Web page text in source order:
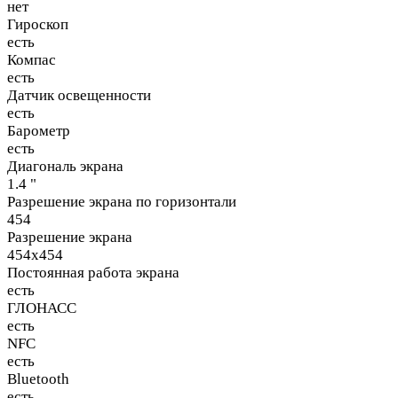
нет
Гироскоп
есть
Компас
есть
Датчик освещенности
есть
Барометр
есть
Диагональ экрана
1.4 "
Разрешение экрана по горизонтали
454
Разрешение экрана
454x454
Постоянная работа экрана
есть
ГЛОНАСС
есть
NFC
есть
Bluetooth